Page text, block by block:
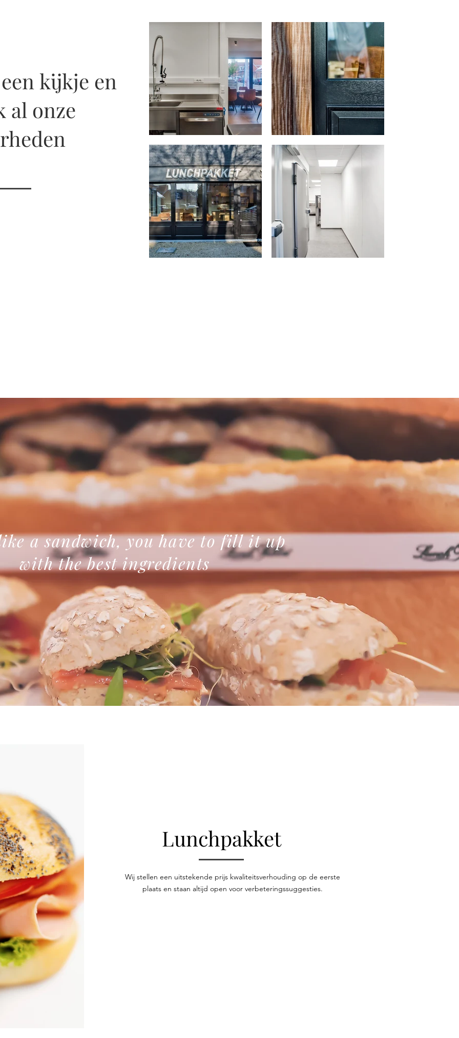
kijkje en
al onze
asandwich, you have to fill it up
with the best ingredients
Lunchpakket
Wij stellen een uitstekende prijs kwaliteitsverhouding op de eerste
plaats en staan altijd open voor verbeteringssuggesties.